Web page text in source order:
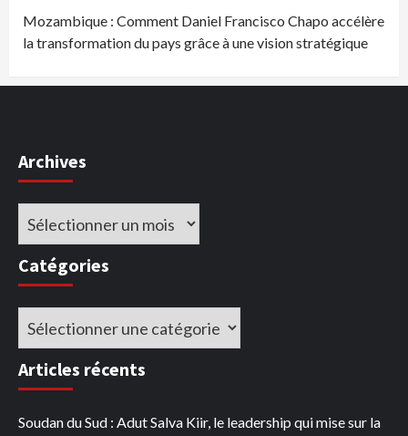
Mozambique : Comment Daniel Francisco Chapo accélère
la transformation du pays grâce à une vision stratégique
Archives
Archives
Catégories
Catégories
Articles récents
Soudan du Sud : Adut Salva Kiir, le leadership qui mise sur la